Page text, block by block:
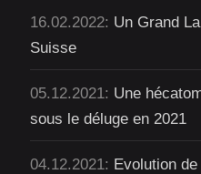
16.02.2022: Un Grand
Suisse
05.12.2021: Une
sous le déluge en 2021
04.12.2021: Evolution